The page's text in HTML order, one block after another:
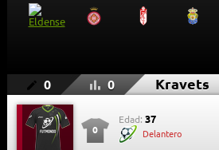
0 0 Kravets
0
Edad: 37
Delantero